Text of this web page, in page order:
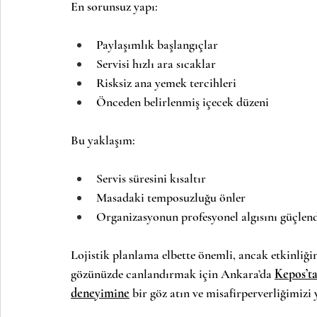
En sorunsuz yapı:
Paylaşımlık başlangıçlar
Servisi hızlı ara sıcaklar
Risksiz ana yemek tercihleri
Önceden belirlenmiş içecek düzeni
Bu yaklaşım:
Servis süresini kısaltır
Masadaki temposuzluğu önler
Organizasyonun profesyonel algısını
Lojistik planlama elbette önemli, ancak
gözünüzde canlandırmak için Ankara’da
deneyimine bir göz atın ve misafirperverliğimizi